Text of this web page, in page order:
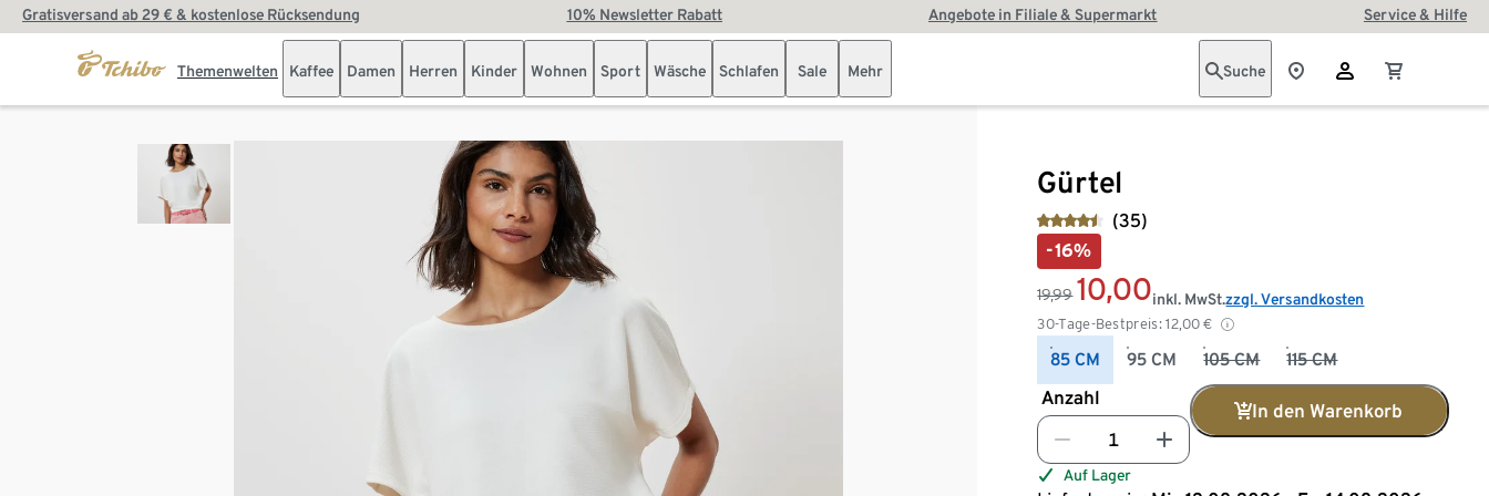
Gratisversand ab 29 € & kostenlose Rücksendung 10% Newsletter Rabatt Angebote in Filiale & Supermarkt Service & Hilfe
Themenwelten Kaffee Damen Herren Kinder Wohnen Sport Wäsche Schlafen Sale Mehr Suche
Gürtel
(35)
-16%
19,99 10,00
30-Tage-Bestpreis: 12,00 €
inkl. MwSt.zzgl. Versandkosten
85 CM 95 CM 105 CM 115 CM
Anzahl
In den Warenkorb
Auf Lager